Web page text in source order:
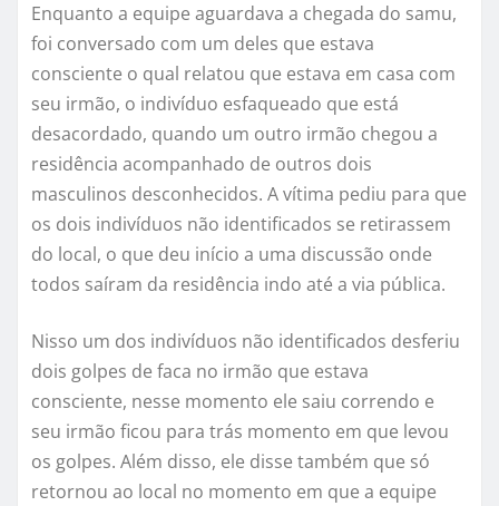
Enquanto a equipe aguardava a chegada do samu,
foi conversado com um deles que estava
consciente o qual relatou que estava em casa com
seu irmão, o indivíduo esfaqueado que está
desacordado, quando um outro irmão chegou a
residência acompanhado de outros dois
masculinos desconhecidos. A vítima pediu para que
os dois indivíduos não identificados se retirassem
do local, o que deu início a uma discussão onde
todos saíram da residência indo até a via pública.
Nisso um dos indivíduos não identificados desferiu
dois golpes de faca no irmão que estava
consciente, nesse momento ele saiu correndo e
seu irmão ficou para trás momento em que levou
os golpes. Além disso, ele disse também que só
retornou ao local no momento em que a equipe